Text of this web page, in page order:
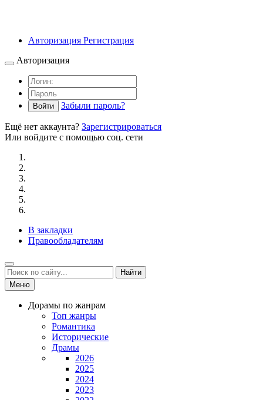
Авторизация Регистрация
Авторизация
Войти Забыли пароль?
Ещё нет аккаунта? Зарегистрироваться
Или войдите с помощью соц. сети
В закладки
Правообладателям
Найти
Меню
Дорамы по жанрам
Топ жанры
Романтика
Исторические
Драмы
2026
2025
2024
2023